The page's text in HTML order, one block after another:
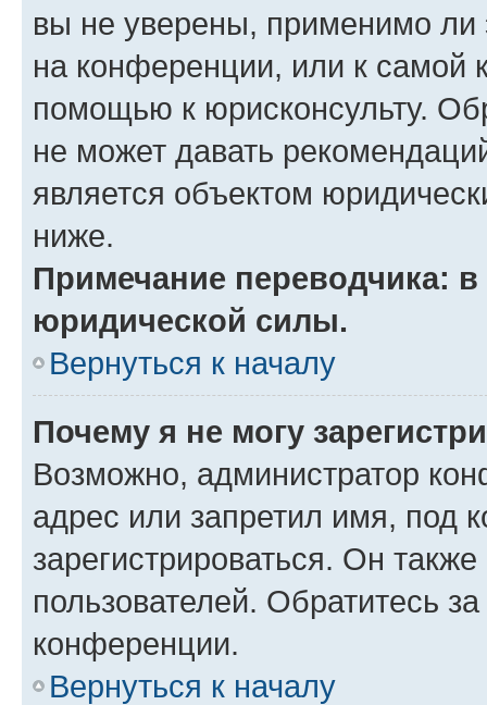
вы не уверены, применимо ли
на конференции, или к самой
помощью к юрисконсульту.
не может давать
является объектом
ниже.
Примечание переводчика:
юридической силы.
Вернуться к началу
Почему я не могу
Возможно, администратор
адрес или запретил имя, под
зарегистрироваться. Он
пользователей. Обратитесь
конференции.
Вернуться к началу